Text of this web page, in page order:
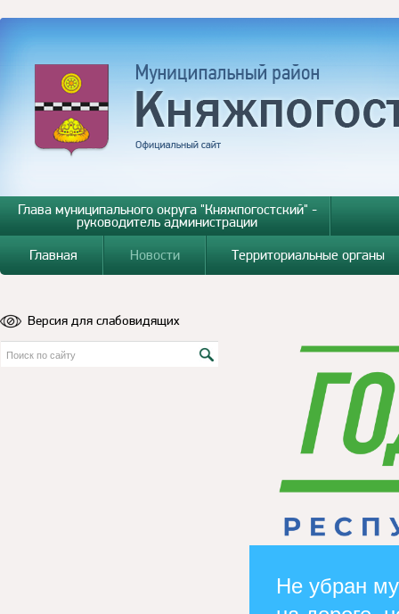
Глава муниципального округа "Княжпогостский" -
руководитель администрации
Главная
Новости Территориальные органы
Версия для слабовидящих
Не убран